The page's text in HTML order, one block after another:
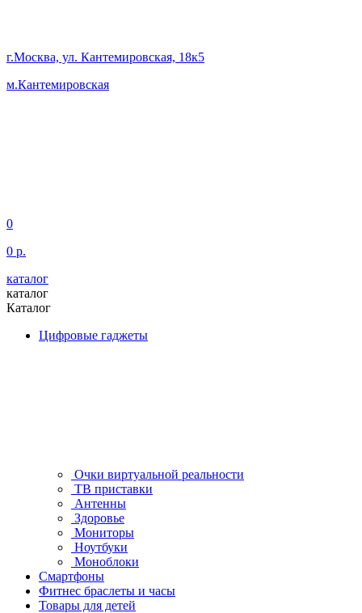
г.Москва, ул. Кантемировская, 18к5
м.Кантемировская
0
0 р.
каталог
каталог
Каталог
Цифровые гаджеты
Очки виртуальной реальности
ТВ приставки
Антенны
Здоровье
Мониторы
Ноутбуки
Моноблоки
Смартфоны
Фитнес браслеты и часы
Товары для детей